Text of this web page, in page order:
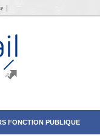
FONCTION PUBLIQUE